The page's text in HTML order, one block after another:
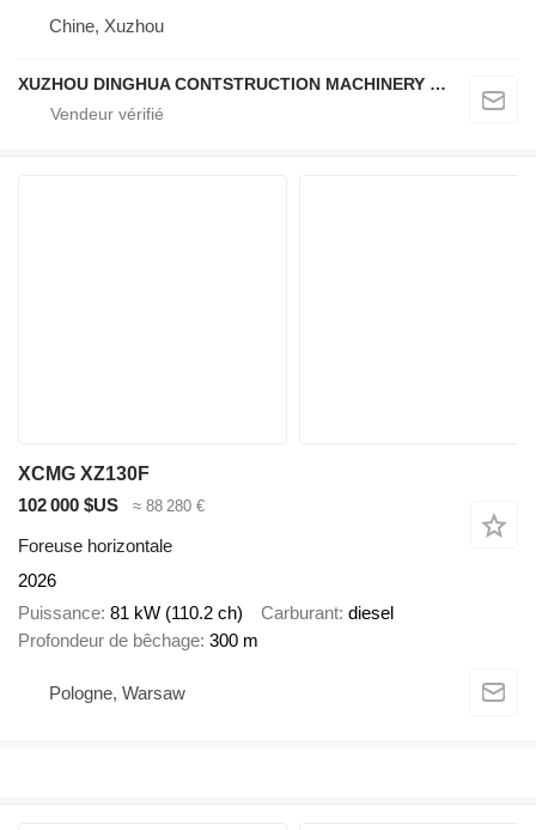
Chine, Xuzhou
XUZHOU DINGHUA CONTSTRUCTION MACHINERY CO., LTD.
XCMG XZ130F
102 000 $US
≈ 88 280 €
Foreuse horizontale
2026
Puissance 81 kW (110.2 ch) Carburant diesel
Profondeur de bêchage 300 m
Pologne, Warsaw